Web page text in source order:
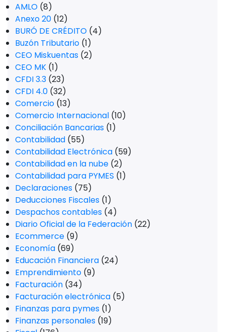
AMLO (8)
Anexo 20 (12)
BURÓ DE CRÉDITO (4)
Buzón Tributario (1)
CEO Miskuentas (2)
CEO MK (1)
CFDI 3.3 (23)
CFDI 4.0 (32)
Comercio (13)
Comercio Internacional (10)
Conciliación Bancarias (1)
Contabilidad (55)
Contabilidad Electrónica (59)
Contabilidad en la nube (2)
Contabilidad para PYMES (1)
Declaraciones (75)
Deducciones Fiscales (1)
Despachos contables (4)
Diario Oficial de la Federación (22)
Ecommerce (9)
Economía (69)
Educación Financiera (24)
Emprendimiento (9)
Facturación (34)
Facturación electrónica (5)
Finanzas para pymes (1)
Finanzas personales (19)